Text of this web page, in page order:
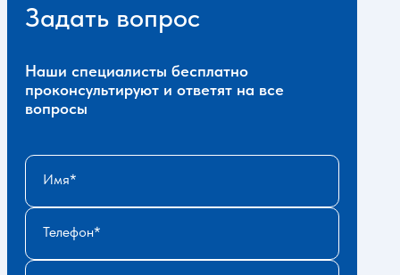
Задать вопрос
Наши специалисты бесплатно
проконсультируют и ответят на все
вопросы
Имя
Телефон